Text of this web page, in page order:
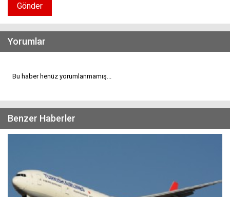
Gönder
Yorumlar
Bu haber henüz yorumlanmamış...
Benzer Haberler